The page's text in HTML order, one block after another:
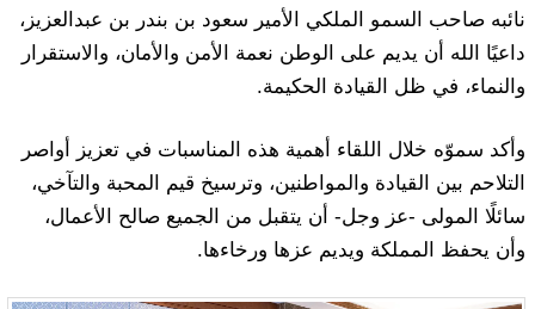
نائبه صاحب السمو الملكي الأمير سعود بن بندر بن عبدالعزيز،
داعيًا الله أن يديم على الوطن نعمة الأمن والأمان، والاستقرار
والنماء، في ظل القيادة الحكيمة.
وأكد سموّه خلال اللقاء أهمية هذه المناسبات في تعزيز أواصر
التلاحم بين القيادة والمواطنين، وترسيخ قيم المحبة والتآخي،
سائلًا المولى -عز وجل- أن يتقبل من الجميع صالح الأعمال،
وأن يحفظ المملكة ويديم عزها ورخاءها.